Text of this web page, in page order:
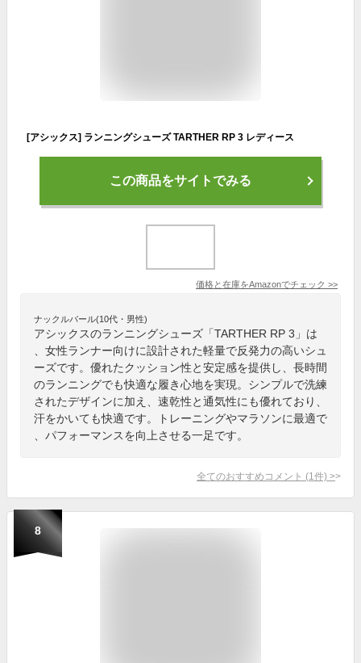
[アシックス] ランニングシューズ TARTHER RP 3 レディース
この商品をサイトでみる
価格と在庫をAmazonでチェック >>
ナックルバール(10代・男性)
アシックスのランニングシューズ「TARTHER RP 3」は
、女性ランナー向けに設計された軽量で反発力の高いシュ
ーズです。優れたクッション性と安定感を提供し、長時間
のランニングでも快適な履き心地を実現。シンプルで洗練
されたデザインに加え、速乾性と通気性にも優れており、
汗をかいても快適です。トレーニングやマラソンに最適で
、パフォーマンスを向上させる一足です。
全てのおすすめコメント (1 件) >
8